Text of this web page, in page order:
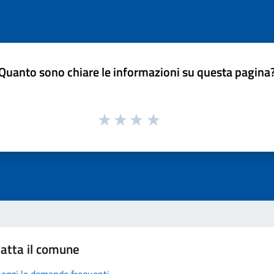
sono chiare le informazioni su questa
il comune